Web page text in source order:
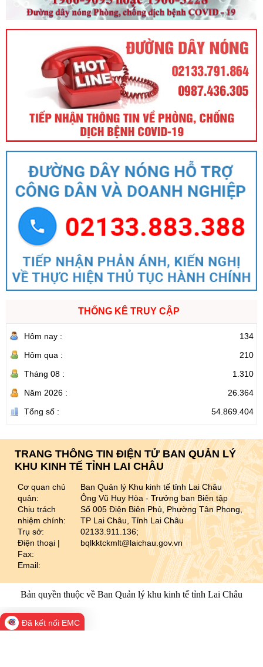
THỐNG KÊ TRUY CẬP
Hôm nay :
134
Hôm qua :
210
Tháng 08 :
1.310
Năm 2026 :
26.364
Tổng số :
54.869.404
TRANG THÔNG TIN ĐIỆN TỬ BAN QUẢN LÝ
KHU KINH TẾ TỈNH LAI CHÂU
Cơ quan chủ
quản:
Chịu trách
nhiệm chính:
Trụ sở:
Điện thoại |
Fax:
Email:
Ban Quản lý Khu kinh tế tỉnh Lai Châu
Ông Vũ Huy Hòa - Trưởng ban Biên tập
Số 005 Điện Biên Phủ, Phường Tân Phong,
TP Lai Châu, Tỉnh Lai Châu
02133.911.136;
bqlkktckmlt@laichau.gov.vn
Bản quyền thuộc về Ban Quản lý khu kinh tế tỉnh Lai Châu
Đã kết nối EMC